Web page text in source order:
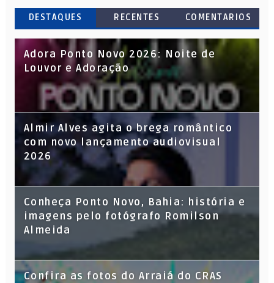
DESTAQUES RECENTES COMENTARIOS
Adora Ponto Novo 2026: Noite de
Louvor e Adoração
Almir Alves agita o brega romântico
com novo lançamento audiovisual
2026
Conheça Ponto Novo, Bahia: história e
imagens pelo fotógrafo Romilson
Almeida
Confira as fotos do Arraiá do CRAS